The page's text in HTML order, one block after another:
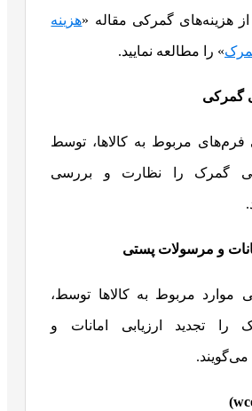
از هزینه‌های گمرکی مقاله «هزینه
» را مطالعه نمایید.
گمرکی
فرم‌های مربوط به کالاها، توسط
گمرک را نظارت و بررسی
و مرسولات پستی
موارد مربوط به کالاها توسط،
را تجدید ارزیابی امانات و
)